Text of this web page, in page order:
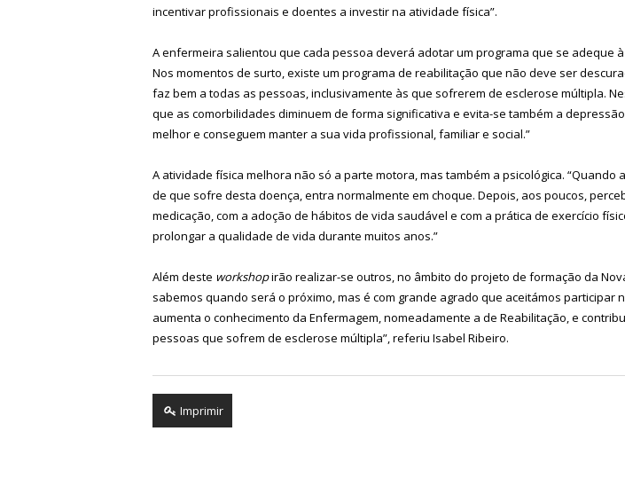
incentivar profissionais e doentes a investir na atividade física”.
A enfermeira salientou que cada pessoa deverá adotar um programa que se adeque
Nos momentos de surto, existe um programa de reabilitação que não deve ser
faz bem a todas as pessoas, inclusivamente às que sofrerem de esclerose múltipla.
que as comorbilidades diminuem de forma significativa e evita-se também a
melhor e conseguem manter a sua vida profissional, familiar e social.”
A atividade física melhora não só a parte motora, mas também a psicológica. “Quando
de que sofre desta doença, entra normalmente em choque. Depois, aos poucos,
medicação, com a adoção de hábitos de vida saudável e com a prática de exercício
prolongar a qualidade de vida durante muitos anos.”
Além deste workshopirão realizar-se outros, no âmbito do projeto de formação da
sabemos quando será o próximo, mas é com grande agrado que aceitámos participar
aumenta o conhecimento da Enfermagem, nomeadamente a de Reabilitação, e
pessoas que sofrem de esclerose múltipla”, referiu Isabel Ribeiro.
Imprimir